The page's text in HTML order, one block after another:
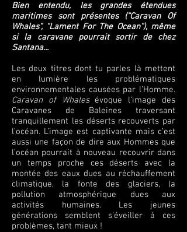
Bien entendu, les grandes étendues
maritimes sont présentes (“Caravan Of
Whales”, “Lament For The Ocean”), même
si la caravane pourrait sortir de chez
Santana...
Les deux titres dont tu parles là mettent
en lumière les problématiques
environnementales causées par l’Homme.
Caravan of Whalesévoque l’image des
Caravanes de Baleines traversant
tranquillement les déserts recouverts par
l’océan. L’image est captivante mais c’est
aussi une façon de dire aux Hommes que
l’océan pourrait à nouveau recouvrir dans
un temps proche ces déserts avec la
montée des eaux dues au réchauffement
climatique, la fonte des glaciers, la
pollution atmosphérique dues aux
activités humaines. Les jeunes
générations semblent s’éveiller à ces
problèmes, tant mieux !